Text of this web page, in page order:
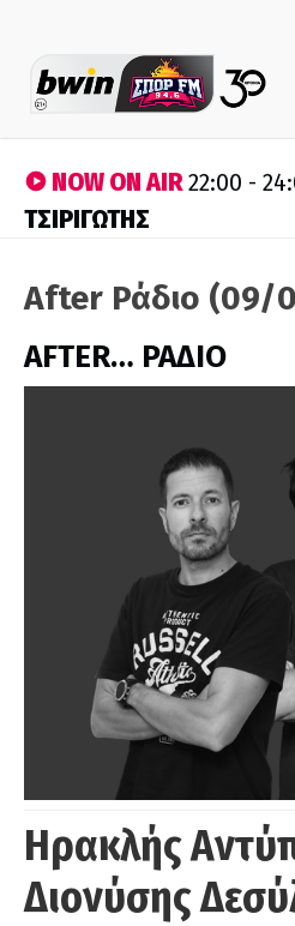
NOW ON AIR22:00 -
ΤΣΙΡΙΓΩΤΗΣ
After Ράδιο (09/
AFTER… ΡΑΔΙΟ
Ηρακλής
Διονύσης